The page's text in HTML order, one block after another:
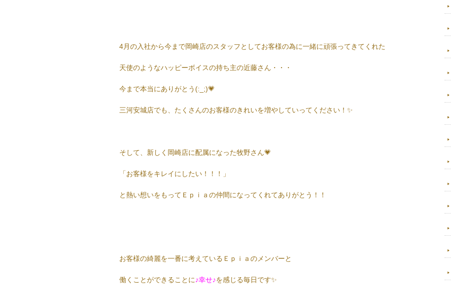
4月の入社から今まで岡崎店のスタッフとしてお客様の為に一緒に頑張ってきてくれた
天使のようなハッピーボイスの持ち主の近藤さん・・・
今まで本当にありがとう(:_;)💗
三河安城店でも、たくさんのお客様のきれいを増やしていってください！✨
そして、新しく岡崎店に配属になった牧野さん💗
「お客様をキレイにしたい！！！」
と熱い想いをもってＥｐｉａの仲間になってくれてありがとう！！
お客様の綺麗を一番に考えているＥｐｉａのメンバーと
働くことができることに♪幸せ♪を感じる毎日です✨